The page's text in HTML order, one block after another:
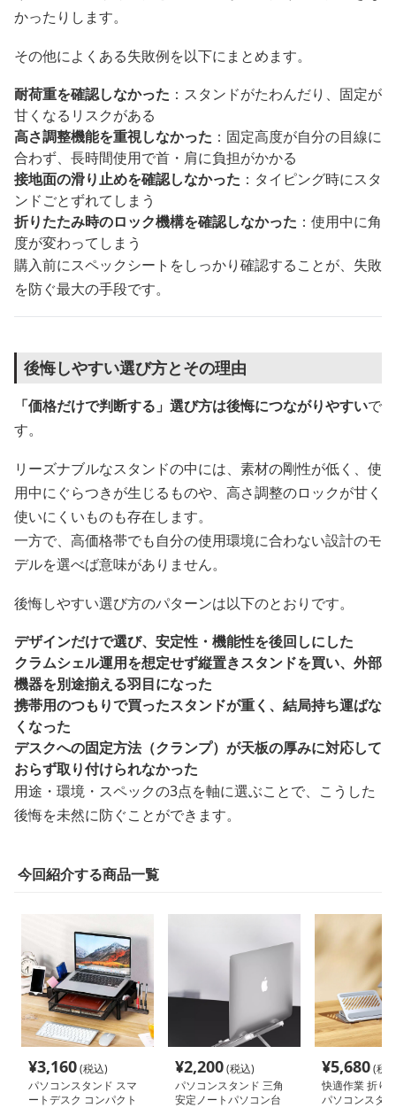
かったりします。
その他によくある失敗例を以下にまとめます。
耐荷重を確認しなかった ：スタンドがたわんだり、固定が
甘くなるリスクがある
高さ調整機能を重視しなかった ：固定高度が自分の目線に
合わず、長時間使用で首・肩に負担がかかる
接地面の滑り止めを確認しなかった ：タイピング時にスタ
ンドごとずれてしまう
折りたたみ時のロック機構を確認しなかった ：使用中に角
度が変わってしまう
購入前にスペックシートをしっかり確認することが、失敗
を防ぐ最大の手段です。
後悔しやすい選び方とその理由
「価格だけで判断する」選び方は後悔につながりやすいで
す。
リーズナブルなスタンドの中には、素材の剛性が低く、使
用中にぐらつきが生じるものや、高さ調整のロックが甘く
使いにくいものも存在します。
一方で、高価格帯でも自分の使用環境に合わない設計のモ
デルを選べば意味がありません。
後悔しやすい選び方のパターンは以下のとおりです。
デザインだけで選び、安定性・機能性を後回しにした
クラムシェル運用を想定せず縦置きスタンドを買い、外部
機器を別途揃える羽目になった
携帯用のつもりで買ったスタンドが重く、結局持ち運ばな
くなった
デスクへの固定方法（クランプ）が天板の厚みに対応して
おらず取り付けられなかった
用途・環境・スペックの3点を軸に選ぶことで、こうした
後悔を未然に防ぐことができます。
今回紹介する商品一覧
¥3,160(税込)
パソコンスタンド スマ
ートデスク コンパクト
¥2,200(税込)
パソコンスタンド 三角
安定ノートパソコン台
¥5,680(税
快適作業 折り
パソコンスタ